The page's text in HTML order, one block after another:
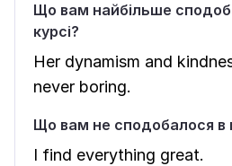
Що вам найбільше
курсі?
Her dynamism and
never boring.
Що вам не сподобалося в
I find everything great.